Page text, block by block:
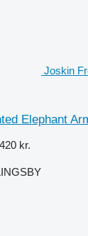
Joskin
Elephant
kr.